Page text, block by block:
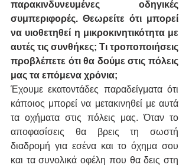
παρακινδυνευμένες οδηγικές
συμπεριφορές. Θεωρείτε ότι μπορεί
να υιοθετηθεί η μικροκινητικότητα με
αυτές τις συνθήκες; Τι τροποποιήσεις
προβλέπετε ότι θα δούμε στις πόλεις
μας τα επόμενα χρόνια;
Έχουμε εκατοντάδες παραδείγματα ότι
κάποιος μπορεί να μετακινηθεί με αυτά
τα οχήματα στις πόλεις μας. Όταν το
αποφασίσεις θα βρεις τη σωστή
διαδρομή για εσένα και το όχημα σου
και τα συνολικά οφέλη που θα δεις στη